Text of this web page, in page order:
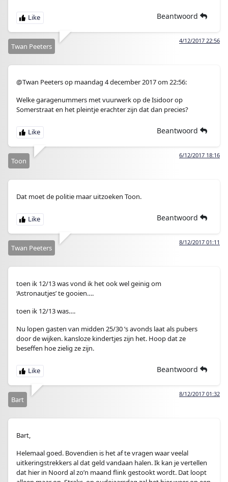
Beantwoord
4/12/2017 22:56
Twan Peeters
@Twan Peeters op maandag 4 december 2017 om 22:56:
Welke garagenummers met vuurwerk op de Isidoor op
Somerstraat en het pleintje erachter zijn dat dan precies?
Beantwoord
6/12/2017 18:16
Toon
Dat moet de politie maar uitzoeken Toon.
Beantwoord
8/12/2017 01:11
Twan Peeters
toen ik 12/13 was vond ik het ook wel geinig om
‘Astronautjes’ te gooien….
toen ik 12/13 was….
Nu lopen gasten van midden 25/30 ’s avonds laat als pubers
door de wijken. kansloze kindertjes zijn het. Hoop dat ze
beseffen hoe zielig ze zijn.
Beantwoord
8/12/2017 01:32
Bart
Bart,
Helemaal goed. Bovendien is het af te vragen waar veelal
uitkeringstrekkers al dat geld vandaan halen. Ik kan je vertellen
dat hier in Noord al zo’n maand flink gestookt wordt. Dat loopt